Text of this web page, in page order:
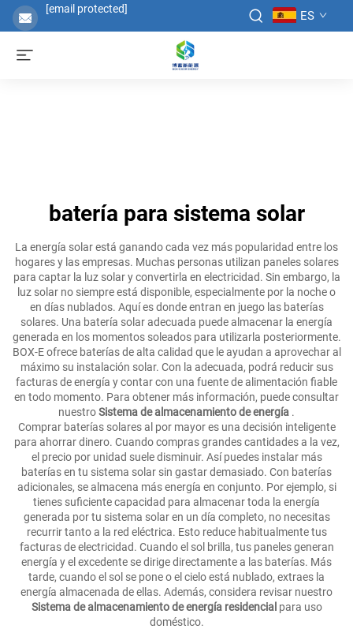
[email protected] ES
batería para sistema solar
La energía solar está ganando cada vez más popularidad entre los
hogares y las empresas. Muchas personas utilizan paneles solares
para captar la luz solar y convertirla en electricidad. Sin embargo, la
luz solar no siempre está disponible, especialmente por la noche o
en días nublados. Aquí es donde entran en juego las baterías
solares. Una batería solar adecuada puede almacenar la energía
generada en los momentos soleados para utilizarla posteriormente.
BOX-E ofrece baterías de alta calidad que le ayudan a aprovechar al
máximo su instalación solar. Con la adecuada, podrá reducir sus
facturas de energía y contar con una fuente de alimentación fiable
en todo momento. Para obtener más información, puede consultar
nuestroSistema de almacenamiento de energía .
Comprar baterías solares al por mayor es una decisión inteligente
para ahorrar dinero. Cuando compras grandes cantidades a la vez,
el precio por unidad suele disminuir. Así puedes instalar más
baterías en tu sistema solar sin gastar demasiado. Con baterías
adicionales, se almacena más energía en conjunto. Por ejemplo, si
tienes suficiente capacidad para almacenar toda la energía
generada por tu sistema solar en un día completo, no necesitas
recurrir tanto a la red eléctrica. Esto reduce habitualmente tus
facturas de electricidad. Cuando el sol brilla, tus paneles generan
energía y el excedente se dirige directamente a las baterías. Más
tarde, cuando el sol se pone o el cielo está nublado, extraes la
energía almacenada de ellas. Además, considera revisar nuestro
Sistema de almacenamiento de energía residencial para uso
doméstico.